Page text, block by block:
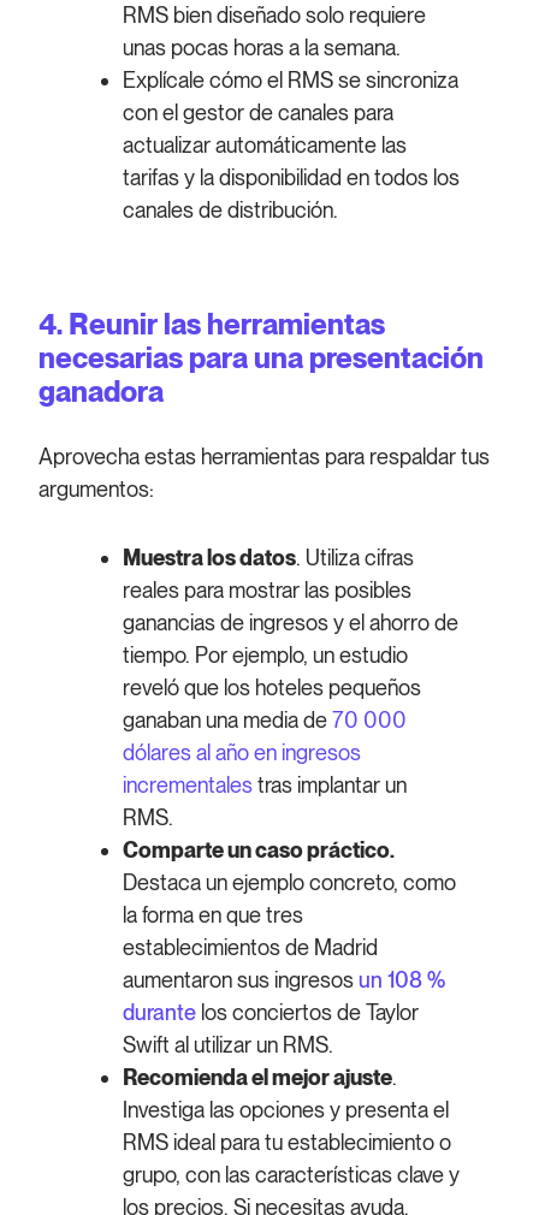
RMS bien diseñado solo requiere
unas pocas horas a la semana.
Explícale cómo el RMS se sincroniza
con el gestor de canales para
actualizar automáticamente las
tarifas y la disponibilidad en todos los
canales de distribución.
4. Reunir las herramientas
necesarias para una presentación
ganadora
Aprovecha estas herramientas para respaldar tus
argumentos:
Muestra los datos. Utiliza cifras
reales para mostrar las posibles
ganancias de ingresos y el ahorro de
tiempo. Por ejemplo, un estudio
reveló que los hoteles pequeños
ganaban una media de70 000
dólares al año en ingresos
incrementalestras implantar un
RMS.
Comparte un caso práctico.
Destaca un ejemplo concreto, como
la forma en que tres
establecimientos de Madrid
aumentaron sus ingresosun 108 %
durante los conciertos de Taylor
Swift al utilizar un RMS.
Recomienda el mejor ajuste.
Investiga las opciones y presenta el
RMS ideal para tu establecimiento o
grupo, con las características clave y
los precios. Si necesitas ayuda,